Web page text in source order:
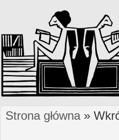
Jesteś tutaj
Strona główna»